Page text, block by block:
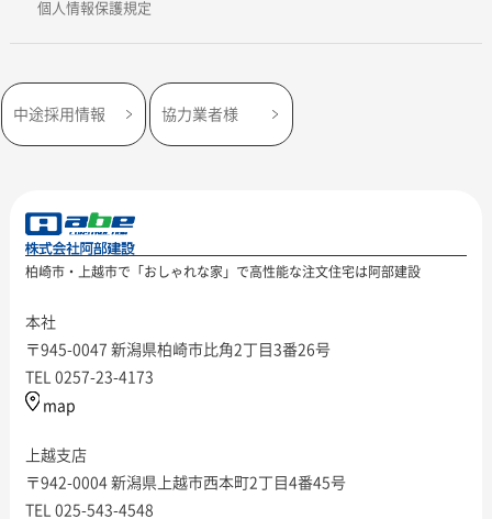
個人情報保護規定
中途採用情報 協力業者様
柏崎市・上越市で「おしゃれな家」で高性能な注文住宅は阿部建設
本社
〒945-0047 新潟県柏崎市比角2丁目3番26号
TEL 0257-23-4173
map
上越支店
〒942-0004 新潟県上越市西本町2丁目4番45号
TEL 025-543-4548